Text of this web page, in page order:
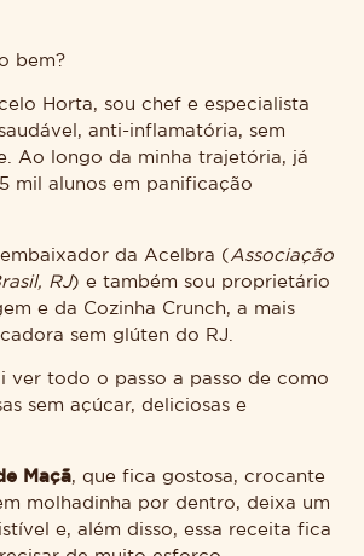
bem?
Horta, sou chef e especialista
anti-inflamatória, sem
Ao longo da minha trajetória, já
mil alunos em panificação
da Acelbra ( Associação
RJ) e também sou proprietário
e da Cozinha Crunch, a mais
sem glúten do RJ.
ver todo o passo a passo de como
sem açúcar, deliciosas e
Maçã, que fica gostosa, crocante
molhadinha por dentro, deixa um
e, além disso, essa receita fica